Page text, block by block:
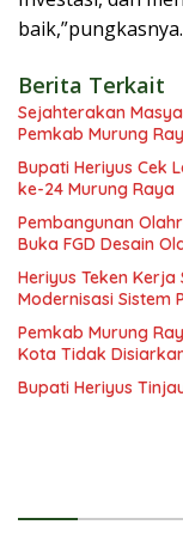
baik,”pungkasnya.
Berita Terkait
Sejahterakan
Pemkab Murung
Bupati Heriyus Cek
ke-24 Murung Raya
Pembangunan
Buka FGD Desain
Heriyus Teken
Modernisasi Sistem
Pemkab Murung
Kota Tidak
Bupati Heriyus